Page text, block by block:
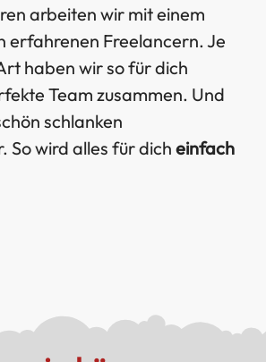
arbeiten wir mit einem
erfahrenen Freelancern. Je
haben wir so für dich
Team zusammen. Und
schlanken
So wird alles für dich einfach